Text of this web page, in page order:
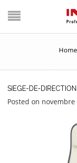
Home
SIEGE-DE-
Posted on